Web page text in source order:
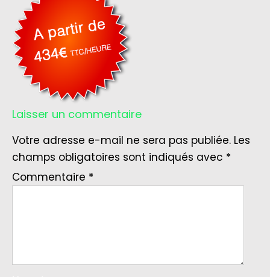
Laisser un commentaire
Votre adresse e-mail ne sera pas publiée. Les
champs obligatoires sont indiqués avec *
Commentaire *